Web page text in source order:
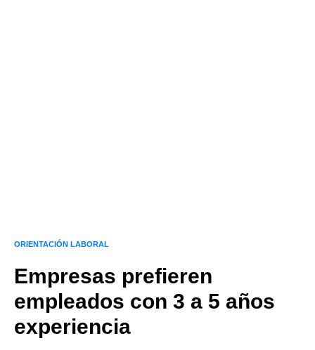
ORIENTACIÓN LABORAL
Empresas prefieren
empleados con 3 a 5 años
experiencia